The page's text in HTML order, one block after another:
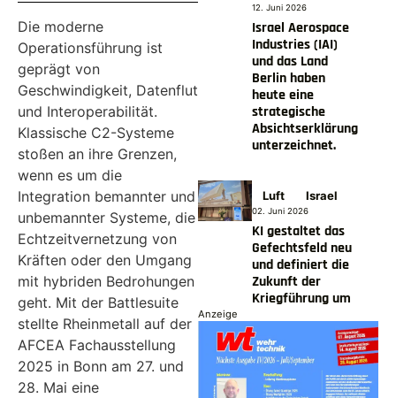
Die moderne
Operationsführung ist
geprägt von
Geschwindigkeit, Datenflut
und Interoperabilität.
Klassische C2-Systeme
stoßen an ihre Grenzen,
wenn es um die
Integration bemannter und
unbemannter Systeme, die
Echtzeitvernetzung von
Kräften oder den Umgang
mit hybriden Bedrohungen
geht. Mit der Battlesuite
stellte Rheinmetall auf der
AFCEA Fachausstellung
2025 in Bonn am 27. und
28. Mai eine
12. Juni 2026
Israel Aerospace
Industries (IAI)
und das Land
Berlin haben
heute eine
strategische
Absichtserklärung
unterzeichnet.
Luft Israel
02. Juni 2026
KI gestaltet das
Gefechtsfeld neu
und definiert die
Zukunft der
Kriegführung um
Anzeige